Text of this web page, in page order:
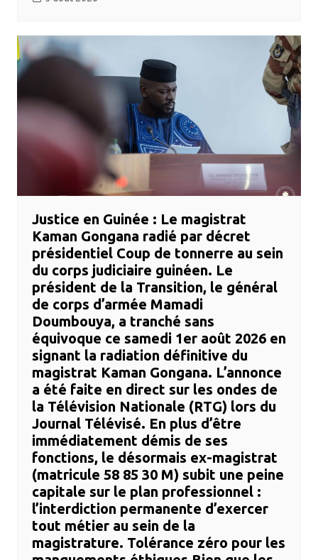
​Justice en Guinée : Le magistrat
Kaman Gongana radié par décret
présidentiel ​Coup de tonnerre au sein
du corps judiciaire guinéen. Le
président de la Transition, le général
de corps d’armée Mamadi
Doumbouya, a tranché sans
équivoque ce samedi 1er août 2026 en
signant la radiation définitive du
magistrat Kaman Gongana. ​L’annonce
a été faite en direct sur les ondes de
la Télévision Nationale (RTG) lors du
Journal Télévisé. En plus d’être
immédiatement démis de ses
fonctions, le désormais ex-magistrat
(matricule 58 85 30 M) subit une peine
capitale sur le plan professionnel :
l’interdiction permanente d’exercer
tout métier au sein de la
magistrature. ​Tolérance zéro pour les